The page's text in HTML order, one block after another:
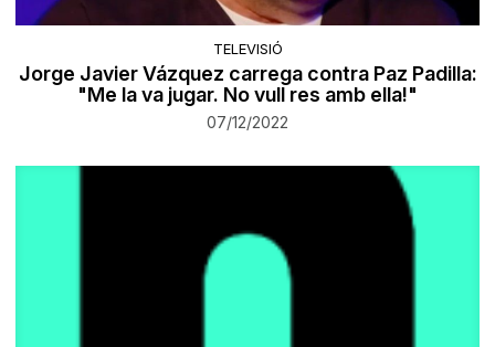
TELEVISIÓ
Jorge Javier Vázquez carrega contra Paz Padilla:
"Me la va jugar. No vull res amb ella!"
07/12/2022